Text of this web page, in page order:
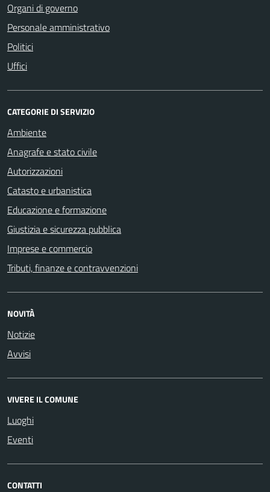
Organi di governo
Personale amministrativo
Politici
Uffici
CATEGORIE DI SERVIZIO
Ambiente
Anagrafe e stato civile
Autorizzazioni
Catasto e urbanistica
Educazione e formazione
Giustizia e sicurezza pubblica
Imprese e commercio
Tributi, finanze e contravvenzioni
NOVITÀ
Notizie
Avvisi
VIVERE IL COMUNE
Luoghi
Eventi
CONTATTI